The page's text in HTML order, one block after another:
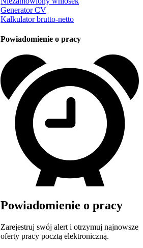
Generator CV
Kalkulator brutto-netto
Powiadomienie o pracy
Powiadomienie o pracy
Zarejestruj swój alert i otrzymuj najnowsze
oferty pracy pocztą elektroniczną.